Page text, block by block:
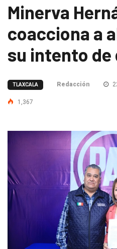
Minerva
coacciona a
su intento de
TLAXCALA Redacción
1,367